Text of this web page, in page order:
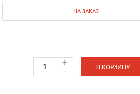
НА ЗАКАЗ
+
- В КОРЗИНУ